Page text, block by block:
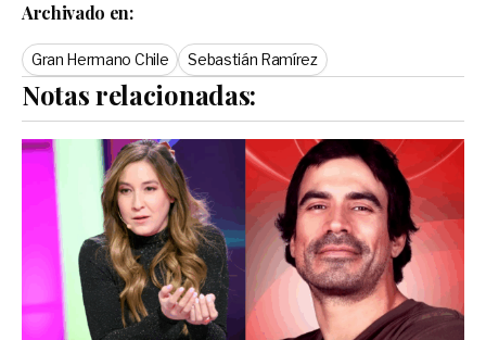
Archivado en:
Gran Hermano Chile Sebastián Ramírez
Notas relacionadas: